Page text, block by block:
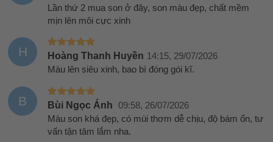
Lần thứ 2 mua son ở đây, son màu đẹp, chất mềm
mịn lên môi cực xinh
H Hoàng Thanh Huyền 14:15, 29/07/2026
Màu lên siêu xinh, bao bì đóng gói kĩ.
B Bùi Ngọc Ánh 09:58, 26/07/2026
Màu son khá đẹp, có mùi thơm dễ chịu, độ bám ổn, tư
vấn tận tâm lắm nha.